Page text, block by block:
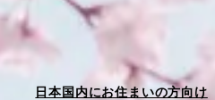
日本国内にお住まいの方向け